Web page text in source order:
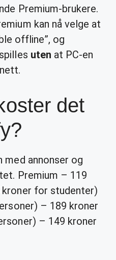
Premium-brukere.
kan nå velge at
offline”, og
uten at PC-en
det
med annonser og
Premium – 119
kroner for studenter)
– 189 kroner
– 149 kroner